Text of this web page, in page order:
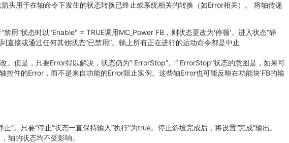
头用于在轴命令下发生的状态转换已终止或系统相关的转换（如Error相关）。 将轴传递
用”状态时以"Enable" = TRUE调用MC_Power FB，则状态更改为'停顿'。进入状态“静
直接或通过任何其他状态“已禁用”。轴上所有正在进行的运动命令都是中止
但是，只要Error得以解决，状态仍为“ ErrorStop”。“ ErrorStop”状态的意图是，如果可
件的Error，而不是来自功能的Error阻止实例。这些轴Error也可能反映在功能块'FB的输
。只要“停止”状态一直保持输入“执行”为true。停止斜坡完成后，将设置“完成”输出。
轴的状态均不受影响。